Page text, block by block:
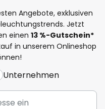
Angebote, exklusiven
Jetzt
einen 13 %-Gutschein*
in unserem Onlineshop
Unternehmen